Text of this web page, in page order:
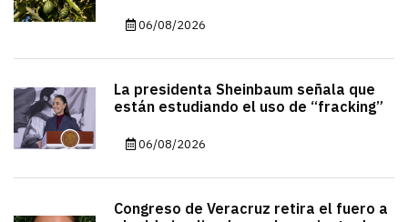
06/08/2026
La presidenta Sheinbaum señala que
están estudiando el uso de “fracking”
06/08/2026
Congreso de Veracruz retira el fuero a